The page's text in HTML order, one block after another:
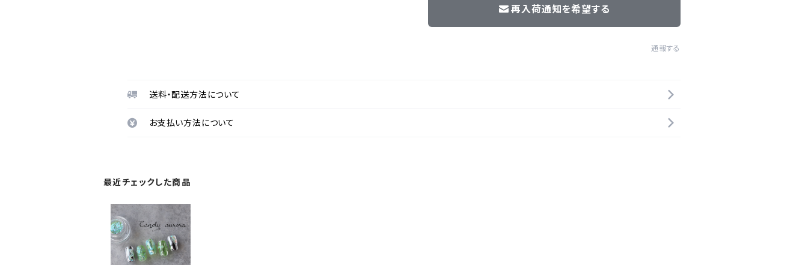
再入荷通知を希望する
通報する
送料・配送方法について
お支払い方法について
最近チェックした商品